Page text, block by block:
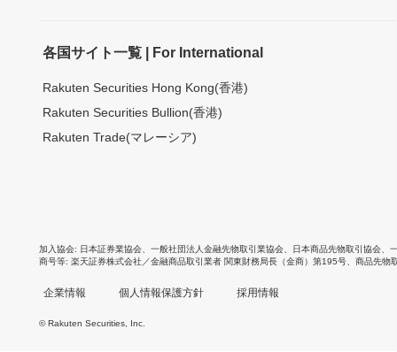
各国サイト一覧 | For International
Rakuten Securities Hong Kong(香港)
Rakuten Securities Bullion(香港)
Rakuten Trade(マレーシア)
加入協会 日本証券業協会 一般社団法人金融先物取引業協会 日本商品先物取引協会
商号等 楽天証券株式会社／金融商品取引業者 関東財務局長（金商）第195号、商品先物
企業情報 個人情報保護方針 採用情報
© Rakuten Securities, Inc.